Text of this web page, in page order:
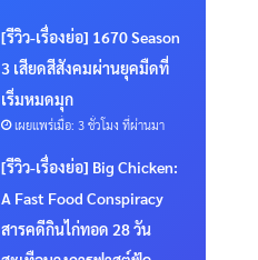
[รีวิว-เรื่องย่อ] 1670 Season
3 เสียดสีสังคมผ่านยุคมืดที่
เริ่มหมดมุก
เผยแพร่เมื่อ: 3 ชั่วโมง ที่ผ่านมา
[รีวิว-เรื่องย่อ] Big Chicken:
A Fast Food Conspiracy
สารคดีกินไก่ทอด 28 วัน